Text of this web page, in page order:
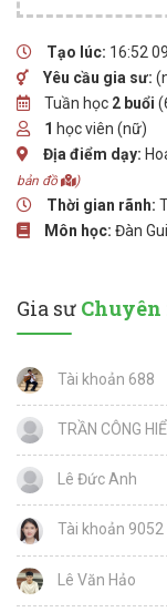
Tạo lúc: 16:52
Yêu cầu gia sư:
Tuần học 2 buổi
1 học viên (nữ)
Địa điểm dạy:
bản đồ
)
Thời gian rãnh:
Môn học: Đàn
Gia sư Chuyên
Tài khoản 688
TRẦN CÔNG
Lê Đức Anh
Tài khoản 9052
Lê Văn Hảo